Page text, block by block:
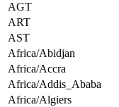
AGT
ART
AST
Africa/Abidjan
Africa/Accra
Africa/Addis_Ababa
Africa/Algiers